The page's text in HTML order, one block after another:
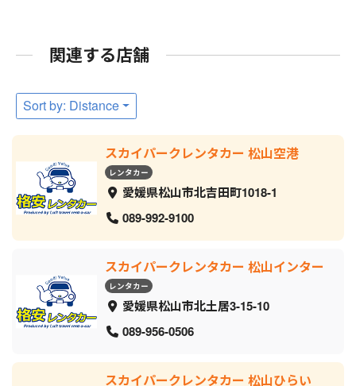
関連する店舗
Sort by: Distance
スカイパークレンタカー 松山空港
レンタカー
愛媛県松山市北吉田町1018-1
089-992-9100
スカイパークレンタカー 松山インター
レンタカー
愛媛県松山市北土居3-15-10
089-956-0506
スカイパークレンタカー 松山ひらい